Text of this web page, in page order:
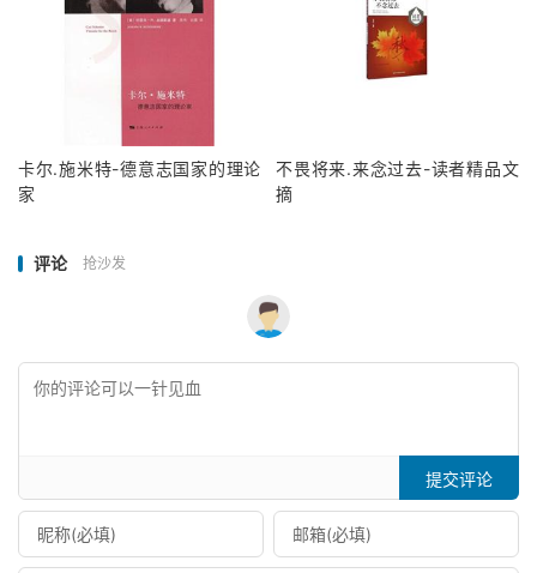
卡尔.施米特-德意志国家的理论
家
不畏将来.来念过去-读者精品文
摘
评论 抢沙发
提交评论